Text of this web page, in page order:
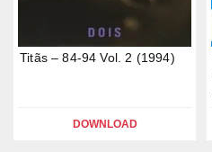
Titãs – 84-94 Vol. 2 (1994)
DOWNLOAD